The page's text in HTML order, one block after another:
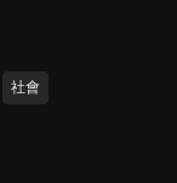
社會